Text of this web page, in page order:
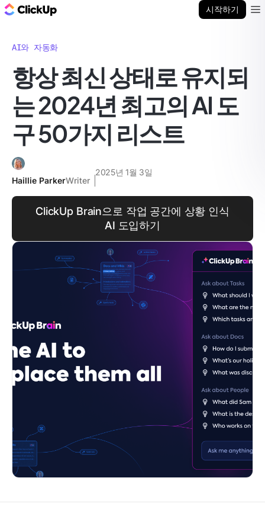
시작하기
AI와 자동화
항상 최신 상태로 유지되
는 2024년 최고의 AI 도
구 50가지 리스트
Haillie ParkerWriter
2025년 1월 3일
ClickUp Brain으로 작업 공간에 상황 인식
AI 도입하기